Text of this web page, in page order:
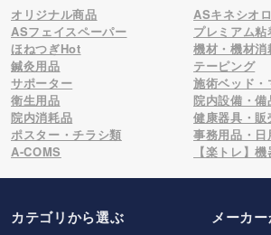
オリジナル商品
ASキネシオ
ASフェイスペーパー
プレミアム粘
ほねつぎHot
機材・機材消
鍼灸用品
テーピング
サポーター
施術ベッド・
衛生用品
院内設備・備
院内消耗品
健康器具・販
ポスター・チラシ類
事務用品・日
A-COMS
【楽トレ】
カテゴリから選ぶ メーカー